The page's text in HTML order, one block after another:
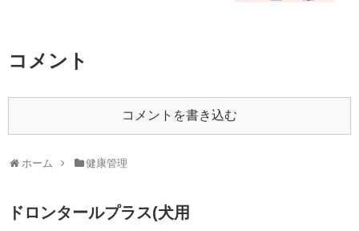
コメント
コメントを書き込む
ホーム 健康管理
ドロンタールプラス(犬用